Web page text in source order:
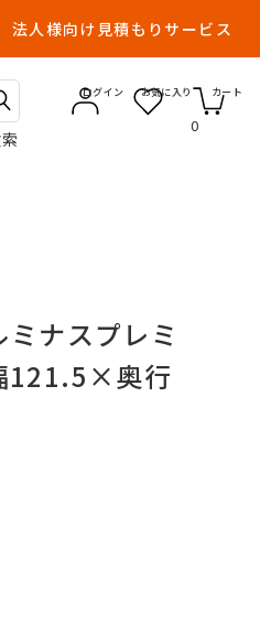
法人様向け見積もりサービス
ログイン お気に入り
0
カート
ナスプレミ
121.5×奥行